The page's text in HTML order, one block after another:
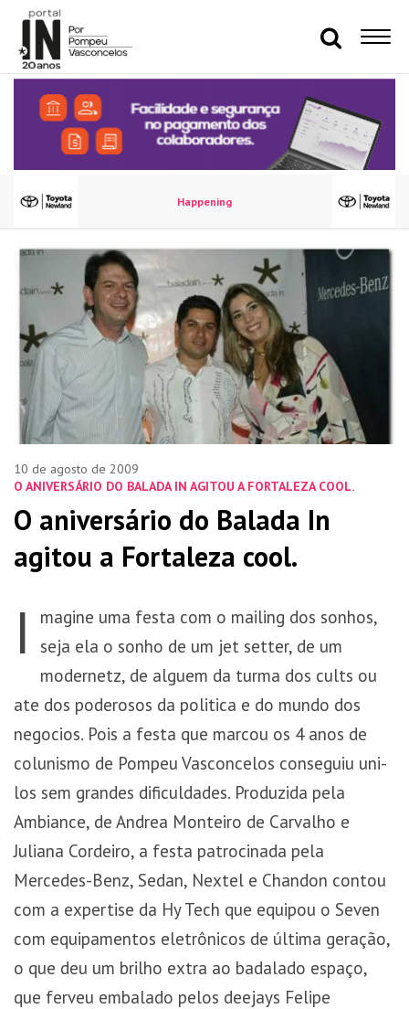
Happening
O ANIVERSÁRIO DO BALADA IN AGITOU A FORTALEZA COOL.
10 de agosto de 2009
O aniversário do Balada In
agitou a Fortaleza cool.
I
magine uma festa com o mailing dos sonhos,
seja ela o sonho de um jet setter, de um
modernetz, de alguem da turma dos cults ou
ate dos poderosos da politica e do mundo dos
negocios. Pois a festa que marcou os 4 anos de
colunismo de Pompeu Vasconcelos conseguiu uni-
los sem grandes dificuldades. Produzida pela
Ambiance, de Andrea Monteiro de Carvalho e
Juliana Cordeiro, a festa patrocinada pela
Mercedes-Benz, Sedan, Nextel e Chandon contou
com a expertise da Hy Tech que equipou o Seven
com equipamentos eletrônicos de última geração,
o que deu um brilho extra ao badalado espaço,
que ferveu embalado pelos deejays Felipe